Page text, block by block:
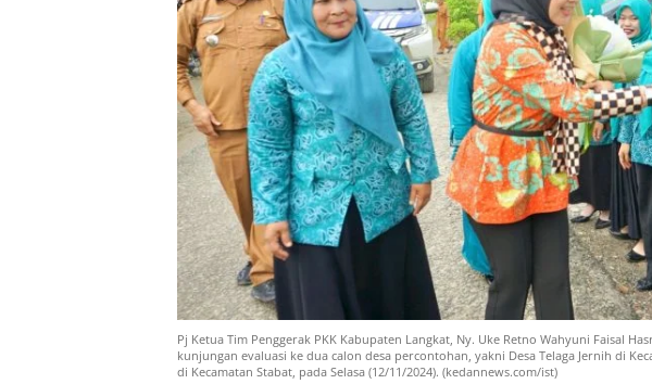
Pj Ketua Tim Penggerak PKK Kabupaten Langkat, Ny. Uke Retno Wahyuni Faisal
kunjungan evaluasi ke dua calon desa percontohan, yakni Desa Telaga Jernih di
di Kecamatan Stabat, pada Selasa (12/11/2024). (kedannews.com/ist)